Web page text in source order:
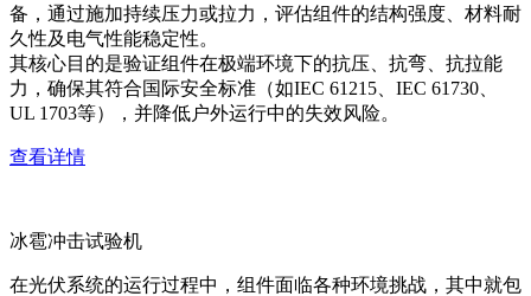
备，通过施加持续压力或拉力，评估组件的结构强度、材料耐
久性及电气性能稳定性。
其核心目的是验证组件在极端环境下的抗压、抗弯、抗拉能
力，确保其符合国际安全标准（如IEC 61215、IEC 61730、
UL 1703等），并降低户外运行中的失效风险。
查看详情
冰雹冲击试验机
在光伏系统的运行过程中，组件面临各种环境挑战，其中就包